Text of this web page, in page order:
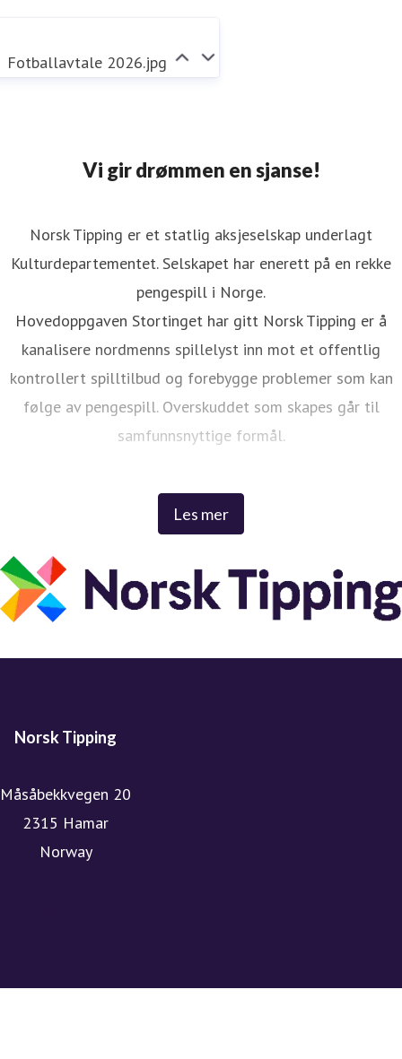
Fotballavtale 2026.jpg
Vi gir drømmen en sjanse!
Les mer
Norsk Tipping er et statlig aksjeselskap underlagt
Kulturdepartementet. Selskapet har enerett på en rekke
pengespill i Norge.
Hovedoppgaven Stortinget har gitt Norsk Tipping er å
kanalisere nordmenns spillelyst inn mot et offentlig
kontrollert spilltilbud og forebygge problemer som kan
følge av pengespill. Overskuddet som skapes går til
samfunnsnyttige formål.
Spillene skaper spenning og moro i hverdagen til tusenvis
av nordmenn, enten drømmen er å bli rik eller bare å
favorittlaget.
Hvert år kommer spillemidlene norsk idrett, kultur og
gode.
for befolkningen over hele landet. I 2024 gikk 8 milliarder
Norsk Tipping holder til på Hamar og har cirka 425
Norsk Tipping
Måsåbekkvegen 20
2315 Hamar
Norway